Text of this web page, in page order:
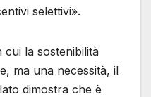
selettivi».
la sostenibilità
ma una necessità, il
dimostra che è